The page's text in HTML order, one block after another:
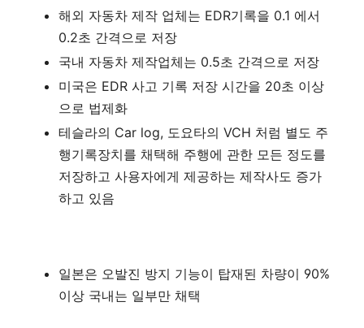
해외 자동차 제작 업체는 EDR기록을 0.1 에서
0.2초 간격으로 저장
국내 자동차 제작업체는 0.5초 간격으로 저장
미국은 EDR 사고 기록 저장 시간을 20초 이상
으로 법제화
테슬라의 Car log, 도요타의 VCH 처럼 별도 주
행기록장치를 채택해 주행에 관한 모든 정도를
저장하고 사용자에게 제공하는 제작사도 증가
하고 있음
일본은 오발진 방지 기능이 탑재된 차량이 90%
이상 국내는 일부만 채택